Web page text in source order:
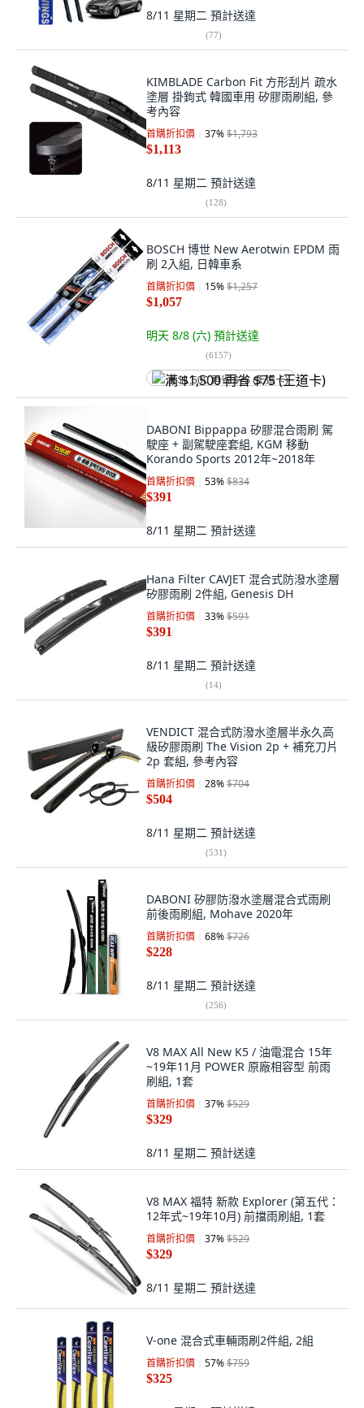
8/11 星期二 預計送達
(77)
KIMBLADE Carbon Fit 方形刮片 疏水
塗層 掛鉤式 韓國車用 矽膠雨刷組, 參
考內容
首購折扣價 37%$1,793
$1,113
8/11 星期二 預計送達
(128)
BOSCH 博世 New Aerotwin EPDM 雨
刷 2入組, 日韓車系
首購折扣價 15%$1,257
$1,057
明天 8/8 (六) 預計送達
(6157)
满 $1,500 再省 $75 (王道卡)
DABONI Bippappa 矽膠混合雨刷 駕
駛座 + 副駕駛座套組, KGM 移動
Korando Sports 2012年~2018年
首購折扣價 53%$834
$391
8/11 星期二 預計送達
Hana Filter CAVJET 混合式防潑水塗層
矽膠雨刷 2件組, Genesis DH
首購折扣價 33%$591
$391
8/11 星期二 預計送達
(14)
VENDICT 混合式防潑水塗層半永久高
級矽膠雨刷 The Vision 2p + 補充刀片
2p 套組, 參考內容
首購折扣價 28%$704
$504
8/11 星期二 預計送達
(531)
DABONI 矽膠防潑水塗層混合式雨刷
前後雨刷組, Mohave 2020年
首購折扣價 68%$726
$228
8/11 星期二 預計送達
(256)
V8 MAX All New K5 / 油電混合 15年
~19年11月 POWER 原廠相容型 前雨
刷組, 1套
首購折扣價 37%$529
$329
8/11 星期二 預計送達
V8 MAX 福特 新款 Explorer (第五代：
12年式~19年10月) 前擋雨刷組, 1套
首購折扣價 37%$529
$329
8/11 星期二 預計送達
V-one 混合式車輛雨刷2件組, 2組
首購折扣價 57%$759
$325